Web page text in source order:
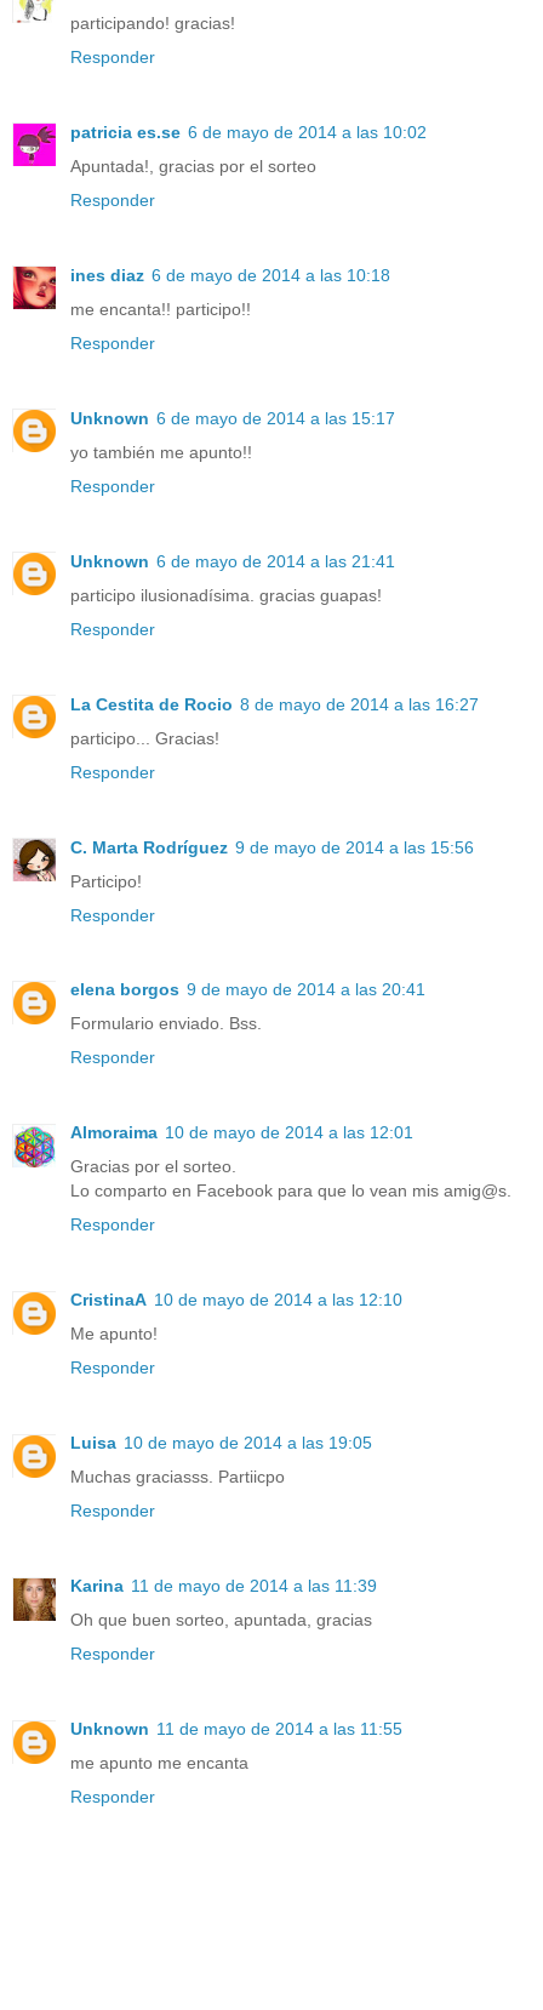
participando! gracias!
Responder
patricia es.se 6 de mayo de 2014 a las 10:02
Apuntada!, gracias por el sorteo
Responder
ines diaz 6 de mayo de 2014 a las 10:18
me encanta!! participo!!
Responder
Unknown 6 de mayo de 2014 a las 15:17
yo también me apunto!!
Responder
Unknown 6 de mayo de 2014 a las 21:41
participo ilusionadísima. gracias guapas!
Responder
La Cestita de Rocio 8 de mayo de 2014 a las 16:27
participo... Gracias!
Responder
C. Marta Rodríguez 9 de mayo de 2014 a las 15:56
Participo!
Responder
elena borgos 9 de mayo de 2014 a las 20:41
Formulario enviado. Bss.
Responder
Almoraima 10 de mayo de 2014 a las 12:01
Gracias por el sorteo.
Lo comparto en Facebook para que lo vean mis amig@s.
Responder
CristinaA 10 de mayo de 2014 a las 12:10
Me apunto!
Responder
Luisa 10 de mayo de 2014 a las 19:05
Muchas graciasss. Partiicpo
Responder
Karina 11 de mayo de 2014 a las 11:39
Oh que buen sorteo, apuntada, gracias
Responder
Unknown 11 de mayo de 2014 a las 11:55
me apunto me encanta
Responder